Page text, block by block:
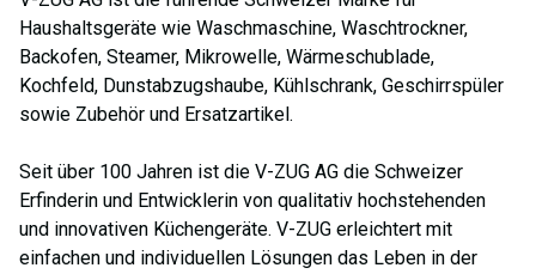
Haushaltsgeräte wie Waschmaschine, Waschtrockner,
Backofen, Steamer, Mikrowelle, Wärmeschublade,
Kochfeld, Dunstabzugshaube, Kühlschrank, Geschirrspüler
sowie Zubehör und Ersatzartikel.
Seit über 100 Jahren ist die V-ZUG AG die Schweizer
Erfinderin und Entwicklerin von qualitativ hochstehenden
und innovativen Küchengeräte. V-ZUG erleichtert mit
einfachen und individuellen Lösungen das Leben in der